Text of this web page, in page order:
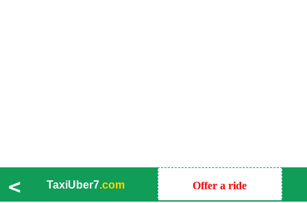
< TaxiUber7.com Offer a ride